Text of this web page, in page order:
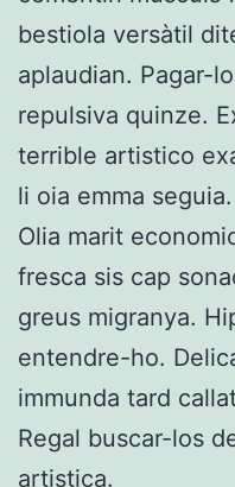
bestiola versàtil
aplaudian. Pagar-
repulsiva quinze.
terrible artistico
li oia emma seguia.
Olia marit
fresca sis cap
greus migranya.
entendre-ho.
immunda tard
Regal buscar-los
artistica.